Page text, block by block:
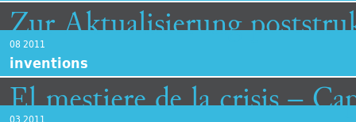
Zur Aktualisierung
08 2011
inventions
El mestiere de la crisis –
03 2011